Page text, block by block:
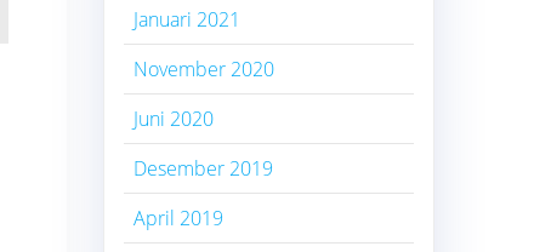
Januari 2021
November 2020
Juni 2020
Desember 2019
April 2019